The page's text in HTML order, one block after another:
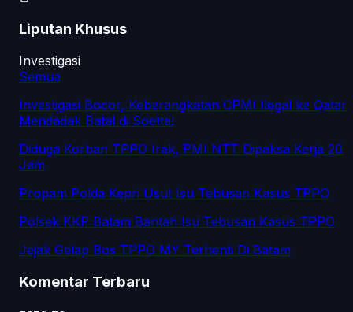
Liputan Khusus
Investigasi
Semua
Investigasi Bocor, Keberangkatan CPMI Ilegal ke Qatar
Mendadak Batal di Soetta!
Diduga Korban TPPO Irak, PMI NTT Dipaksa Kerja 20
Jam
Propam Polda Kepri Usut Isu Tebusan Kasus TPPO
Polsek KKP Batam Bantah Isu Tebusan Kasus TPPO
Jejak Gelap Bos TPPO MY Terhenti Di Batam
Komentar Terbaru